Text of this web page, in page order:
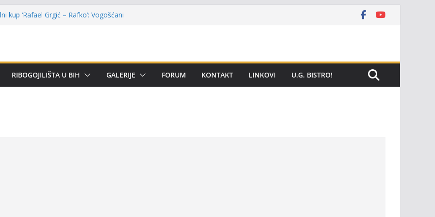
kup ‘Rafael Grgić – Rafko’: Vogošćani
ligi SRS BiH u disciplini ‘Lov šarana
RIBOGOJILIŠTA U BIH GALERIJE FORUM KONTAKT LINKOVI U.G. BISTRO!